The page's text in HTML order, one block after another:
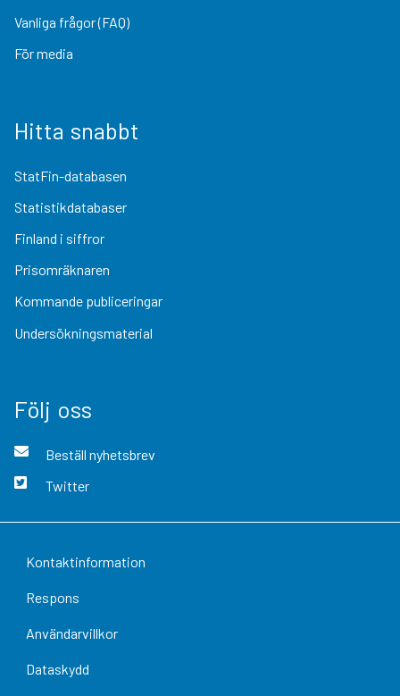
Vanliga frågor (FAQ)
För media
Hitta snabbt
StatFin-databasen
Statistikdatabaser
Finland i siffror
Prisomräknaren
Kommande publiceringar
Undersökningsmaterial
Följ oss
Beställ nyhetsbrev
Twitter
Kontaktinformation
Respons
Användarvillkor
Dataskydd